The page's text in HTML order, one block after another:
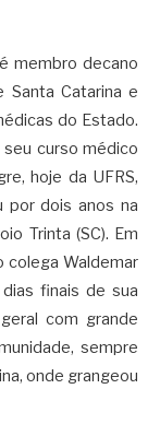
membro decano
Santa Catarina e
do Estado.
curso médico
hoje da UFRS,
por dois anos na
Trinta (SC). Em
colega Waldemar
finais de sua
com grande
sempre
onde grangeou